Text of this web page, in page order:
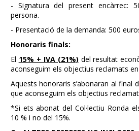
- Signatura del present encàrrec:
persona.
- Presentació de la demanda: 500
Honoraris finals:
El 15% + IVA (21%) del resultat
aconseguim els objectius reclamats
Aquests honoraris s’abonaran al final
que aconseguim els objectius
*Si ets abonat del Col·lectiu Ronda
10 % i no del 15%.